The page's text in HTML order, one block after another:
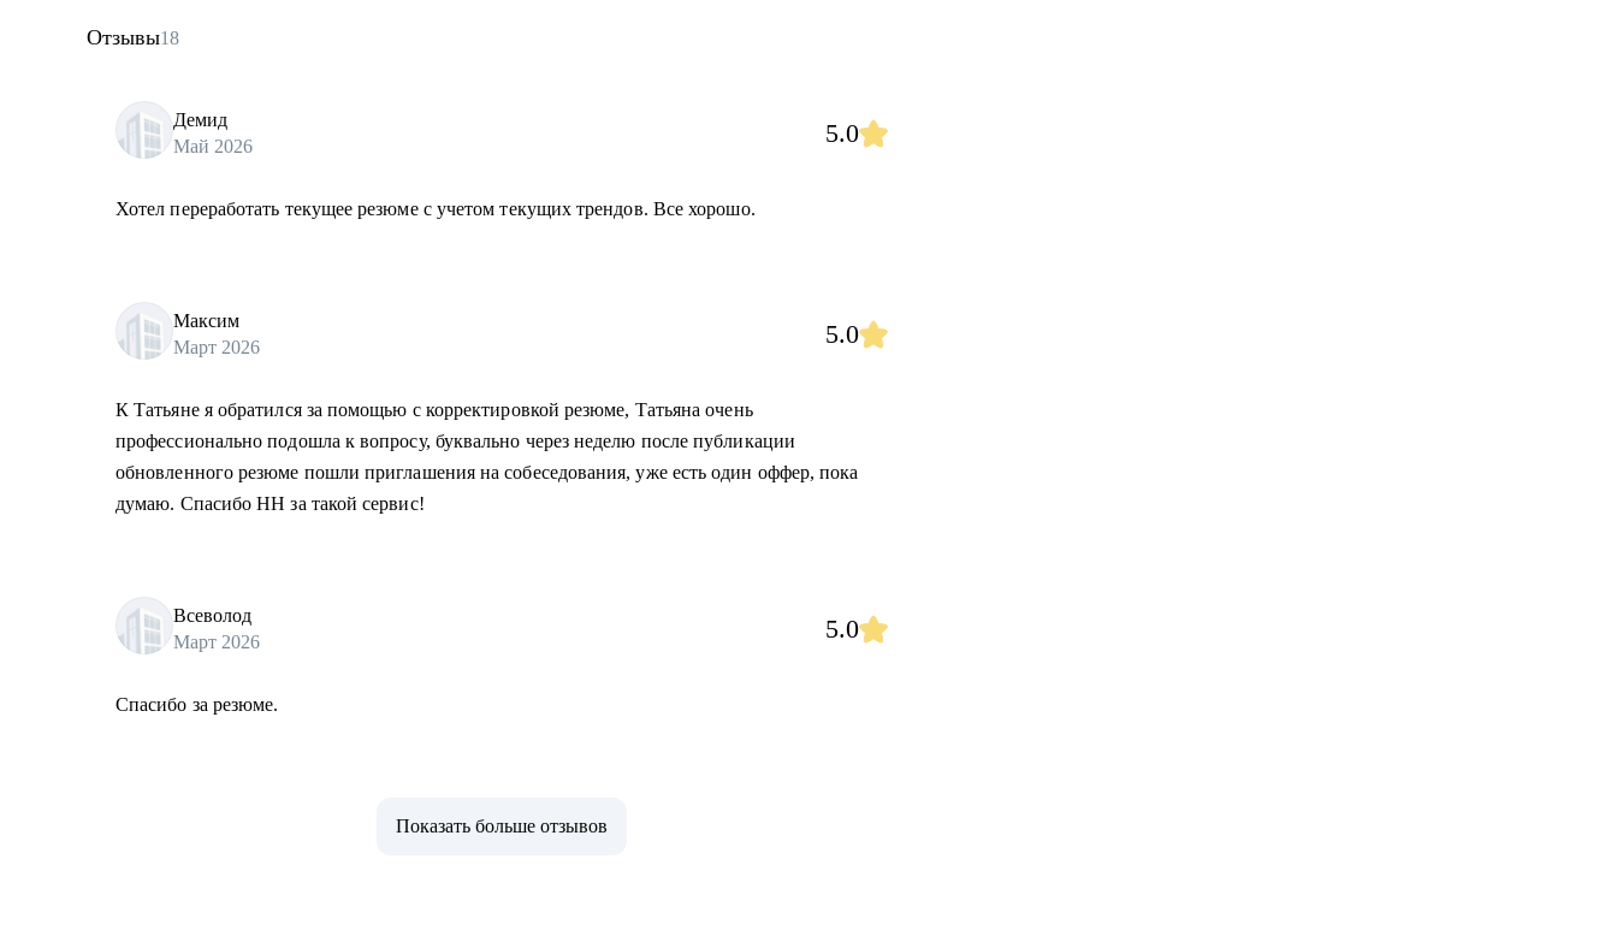
Отзывы18
Демид
Май 2026
5.0
Хотел переработать текущее резюме с учетом текущих трендов. Все хорошо.
Максим
Март 2026
5.0
К Татьяне я обратился за помощью с корректировкой резюме, Татьяна очень
профессионально подошла к вопросу, буквально через неделю после публикации
обновленного резюме пошли приглашения на собеседования, уже есть один оффер, пока
думаю. Спасибо HH за такой сервис!
Всеволод
Март 2026
5.0
Спасибо за резюме.
Показать больше отзывов